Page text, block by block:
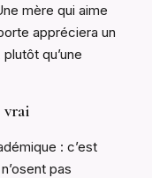
mère qui aime
appréciera un
qu’une
vrai
: c’est
pas